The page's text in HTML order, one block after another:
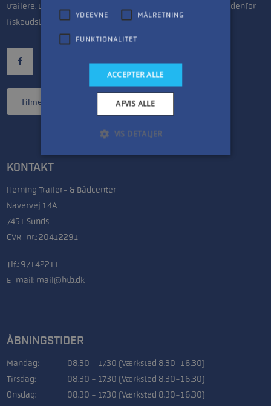
trailere. Derudover har vi nok Midtjyllands største udvalg indenfor
fiskeudstyr.
Tilmeld nyhedsbrev
KONTAKT
Herning Trailer- & Bådcenter
Navervej 14A
7451 Sunds
CVR-nr.: 20412291
Tlf.: 97142211
E-mail: mail@htb.dk
ÅBNINGSTIDER
Mandag:
08.30 - 17.30 (Værksted 8.30-16.30)
Tirsdag:
08.30 - 17.30 (Værksted 8.30-16.30)
Onsdag:
08.30 - 17.30 (Værksted 8.30-16.30)
YDEEVNE MÅLRETNING
FUNKTIONALITET
ACCEPTER ALLE
AFVIS ALLE
VIS DETALJER